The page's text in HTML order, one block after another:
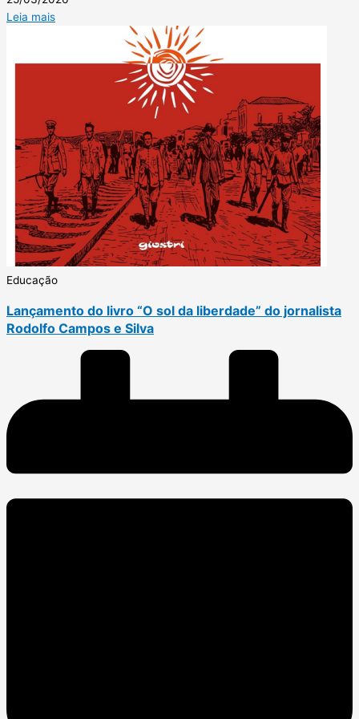
Leia mais
Educação
Lançamento do livro “O sol da liberdade” do jornalista
Rodolfo Campos e Silva